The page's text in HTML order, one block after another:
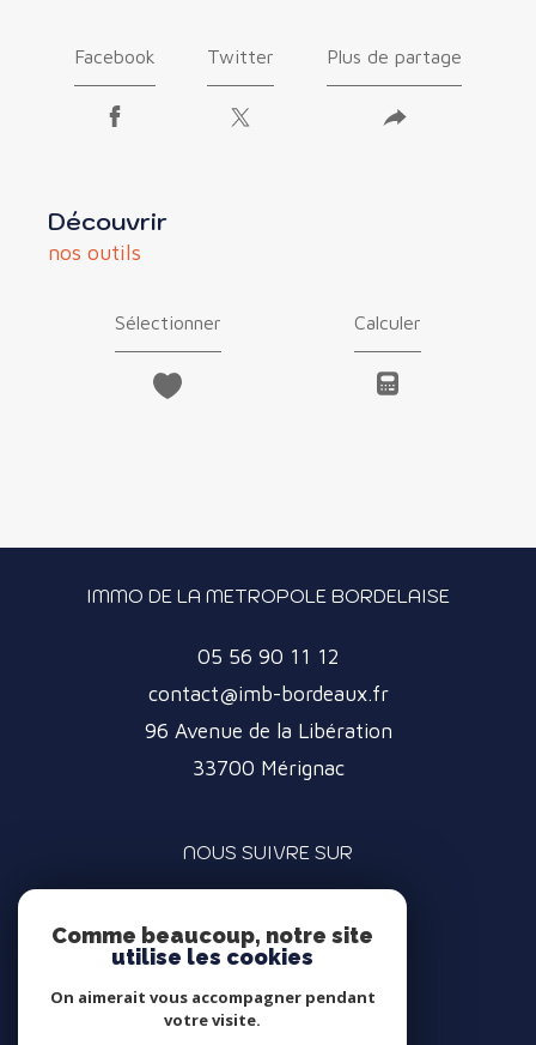
Facebook Twitter Plus de partage
découvrir
nos outils
Sélectionner Calculer
IMMO DE LA METROPOLE BORDELAISE
05 56 90 11 12
contact@imb-bordeaux.fr
96 Avenue de la Libération
33700
Mérignac
NOUS SUIVRE SUR
ADHÉRENTS
Comme beaucoup, notre site
utilise les cookies
On aimerait vous accompagner pendant
votre visite.